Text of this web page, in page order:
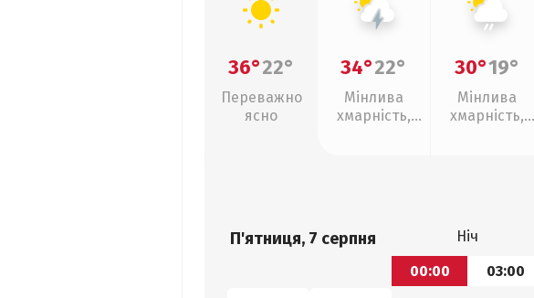
36°22°
Переважно
ясно
34°22°
Мінлива
хмарність,
30°19°
Мінлива
хмарність,
П'ятниця, 7 серпня Ніч
00:00
03:00